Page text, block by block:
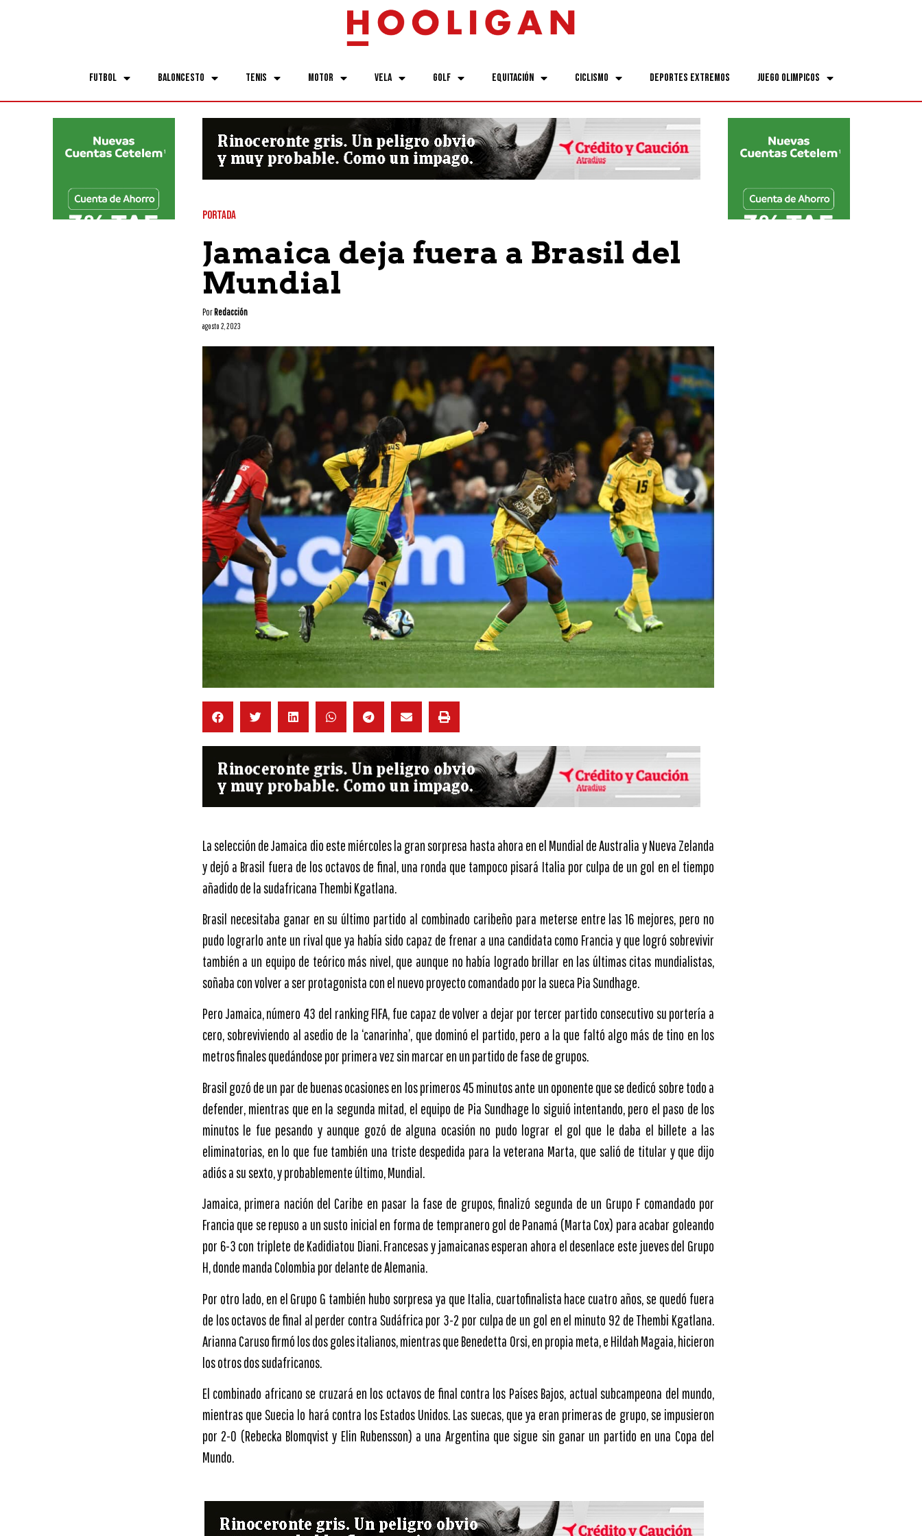
Futbol Baloncesto Tenis Motor Vela Golf Equitación Ciclismo Deportes Extremos Juego Olimpicos
PORTADA
Jamaica deja fuera a Brasil del
Mundial
PorRedacción
agosto 2, 2023
La selección de Jamaica dio este miércoles la gran sorpresa hasta ahora en el Mundial de Australia y Nueva Zelanda
y dejó a Brasil fuera de los octavos de final, una ronda que tampoco pisará Italia por culpa de un gol en el tiempo
añadido de la sudafricana Thembi Kgatlana.
Brasil necesitaba ganar en su último partido al combinado caribeño para meterse entre las 16 mejores, pero no
pudo lograrlo ante un rival que ya había sido capaz de frenar a una candidata como Francia y que logró sobrevivir
también a un equipo de teórico más nivel, que aunque no había logrado brillar en las últimas citas mundialistas,
soñaba con volver a ser protagonista con el nuevo proyecto comandado por la sueca Pia Sundhage.
Pero Jamaica, número 43 del ranking FIFA, fue capaz de volver a dejar por tercer partido consecutivo su portería a
cero, sobreviviendo al asedio de la ‘canarinha’, que dominó el partido, pero a la que faltó algo más de tino en los
metros finales quedándose por primera vez sin marcar en un partido de fase de grupos.
Brasil gozó de un par de buenas ocasiones en los primeros 45 minutos ante un oponente que se dedicó sobre todo a
defender, mientras que en la segunda mitad, el equipo de Pia Sundhage lo siguió intentando, pero el paso de los
minutos le fue pesando y aunque gozó de alguna ocasión no pudo lograr el gol que le daba el billete a las
eliminatorias, en lo que fue también una triste despedida para la veterana Marta, que salió de titular y que dijo
adiós a su sexto, y probablemente último, Mundial.
Jamaica, primera nación del Caribe en pasar la fase de grupos, finalizó segunda de un Grupo F comandado por
Francia que se repuso a un susto inicial en forma de tempranero gol de Panamá (Marta Cox) para acabar goleando
por 6-3 con triplete de Kadidiatou Diani. Francesas y jamaicanas esperan ahora el desenlace este jueves del Grupo
H, donde manda Colombia por delante de Alemania.
Por otro lado, en el Grupo G también hubo sorpresa ya que Italia, cuartofinalista hace cuatro años, se quedó fuera
de los octavos de final al perder contra Sudáfrica por 3-2 por culpa de un gol en el minuto 92 de Thembi Kgatlana.
Arianna Caruso firmó los dos goles italianos, mientras que Benedetta Orsi, en propia meta, e Hildah Magaia, hicieron
los otros dos sudafricanos.
El combinado africano se cruzará en los octavos de final contra los Países Bajos, actual subcampeona del mundo,
mientras que Suecia lo hará contra los Estados Unidos. Las suecas, que ya eran primeras de grupo, se impusieron
por 2-0 (Rebecka Blomqvist y Elin Rubensson) a una Argentina que sigue sin ganar un partido en una Copa del
Mundo.